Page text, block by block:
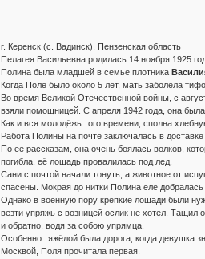
г. Керенск (с. Вадинск), Пензенская область
Пелагея Васильевна родилась 14 ноября 1925
Полина была младшей в семье плотника
Когда Поле было около 5 лет, мать заболела
Во время Великой Отечественной войны, с
взяли помощницей. С апреля 1942 года, она
Как и вся молодёжь того времени, сполна
Работа Полины на почте заключалась в
По ее рассказам, она очень боялась волков,
погибла, её лошадь провалилась под лед.
Сани с почтой начали тонуть, а животное от
спасены. Мокрая до нитки Полина еле добралась
Однако в военную пору крепкие лошади были
везти упряжь с возницей ослик не хотел. Тащил
и обратно, водя за собою упрямца.
Особенно тяжёлой была дорога, когда девушка
Москвой, Поля прочитала первая.